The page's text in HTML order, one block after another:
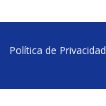
Política de Privacidad